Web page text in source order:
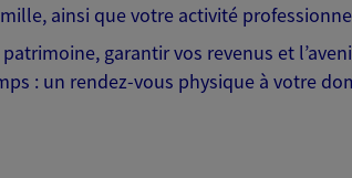
ainsi que votre activité
garantir vos revenus et
: un rendez-vous physique à votre